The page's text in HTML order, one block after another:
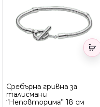
Сребърна гривна за
талисмани
“Неповторима” 18 см